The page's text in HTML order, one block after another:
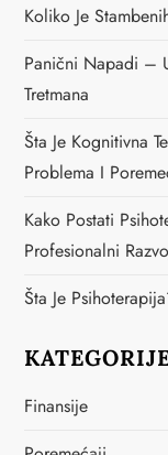
Koliko Je
Panični Napadi –
Tretmana
Šta Je Kognitivna
Problema I
Kako Postati
Profesionalni
Šta Je
Finansije